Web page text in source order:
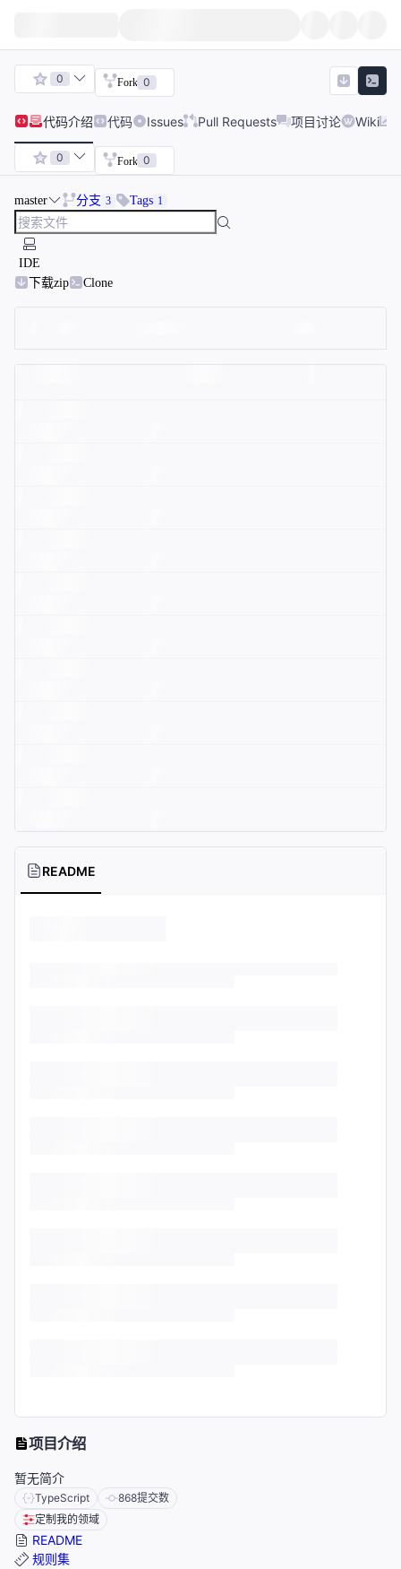
0 Fork 0
代码介绍 代码 Issues Pull Requests 项目讨论 Wiki
0 Fork 0
master 分支 3 Tags 1
IDE
下载zip
Clone
README
项目介绍
暂无简介
TypeScript 868提交数
定制我的领域
README
规则集